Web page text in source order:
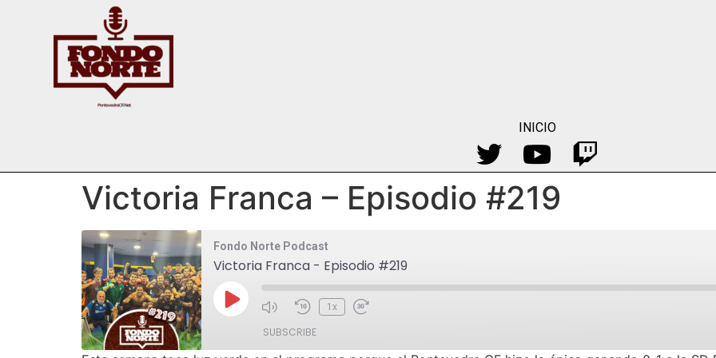
INICIO
Victoria Franca – Episodio #219
Fondo Norte Podcast
Victoria Franca - Episodio #219
1x
SUBSCRIBE